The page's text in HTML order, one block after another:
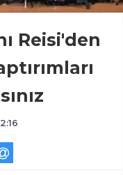
Reisi'den